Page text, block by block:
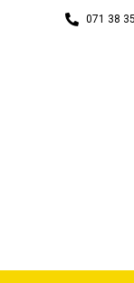
071 38